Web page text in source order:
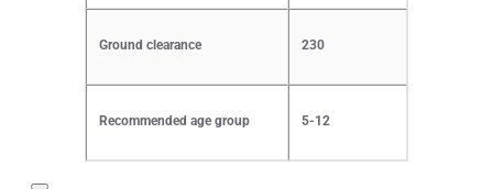
Ground clearance 230
Recommended age group 5-12